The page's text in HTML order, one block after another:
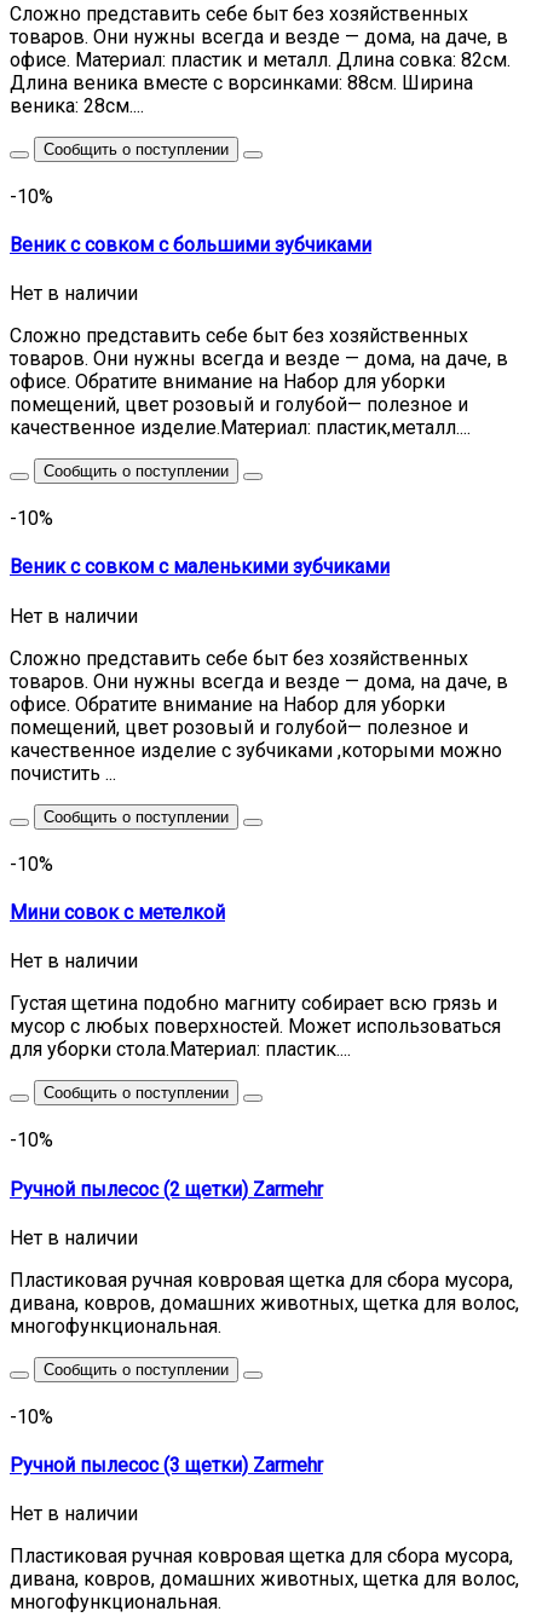
Сложно представить себе быт без хозяйственных
товаров. Они нужны всегда и везде — дома, на даче, в
офисе. Материал: пластик и металл. Длина совка: 82см.
Длина веника вместе с ворсинками: 88см. Ширина
веника: 28см....
Сообщить о поступлении
-10%
Веник с совком с большими зубчиками
Нет в наличии
Сложно представить себе быт без хозяйственных
товаров. Они нужны всегда и везде — дома, на даче, в
офисе. Обратите внимание на Набор для уборки
помещений, цвет розовый и голубой— полезное и
качественное изделие.Материал: пластик,металл....
Сообщить о поступлении
-10%
Веник с совком с маленькими зубчиками
Нет в наличии
Сложно представить себе быт без хозяйственных
товаров. Они нужны всегда и везде — дома, на даче, в
офисе. Обратите внимание на Набор для уборки
помещений, цвет розовый и голубой— полезное и
качественное изделие с зубчиками ,которыми можно
почистить ...
Сообщить о поступлении
-10%
Мини совок с метелкой
Нет в наличии
Густая щетина подобно магниту собирает всю грязь и
мусор c любых поверхностей. Может использоваться
для уборки стола.Материал: пластик....
Сообщить о поступлении
-10%
Ручной пылесос (2 щетки) Zarmehr
Нет в наличии
Пластиковая ручная ковровая щетка для сбора мусора,
дивана, ковров, домашних животных, щетка для волос,
многофункциональная.
Сообщить о поступлении
-10%
Ручной пылесос (3 щетки) Zarmehr
Нет в наличии
Пластиковая ручная ковровая щетка для сбора мусора,
дивана, ковров, домашних животных, щетка для волос,
многофункциональная.